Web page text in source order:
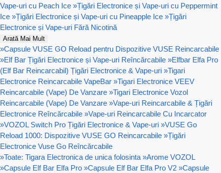
Vape-uri cu Peach Ice »Țigări Electronice și Vape-uri cu Peppermint
Ice »Țigări Electronice și Vape-uri cu Pineapple Ice »Țigări
Electronice și Vape-uri Fără Nicotină
Arată Mai Mult
»Capsule VUSE GO Reload pentru Dispozitive VUSE Reincarcabile
»Elf Bar Țigări Electronice și Vape-uri Reîncărcabile »Elfbar Elfa Pro
(Elf Bar Reincarcabil) Țigări Electronice & Vape-uri »Tigari
Electronice Reincarcabile VapeBar »Tigari Electronice VEEV
Reincarcabile (Vape) De Vanzare »Tigari Electronice Vozol
Reincarcabile (Vape) De Vanzare »Vape-uri Reincarcabile & Țigări
Electronice Reîncărcabile »Vape-uri Reincarcabile Cu Incarcator
»VOZOL Switch Pro Țigări Electronice & Vape-uri »VUSE Go
Reload 1000: Dispozitive VUSE GO Reincarcabile »Țigări
Electronice Vuse Go Reîncărcabile
»Toate: Tigara Electronica de unica folosinta »Arome VOZOL
»Capsule Elf Bar Elfa Pro »Capsule Elf Bar Elfa Pro V2 »Capsule